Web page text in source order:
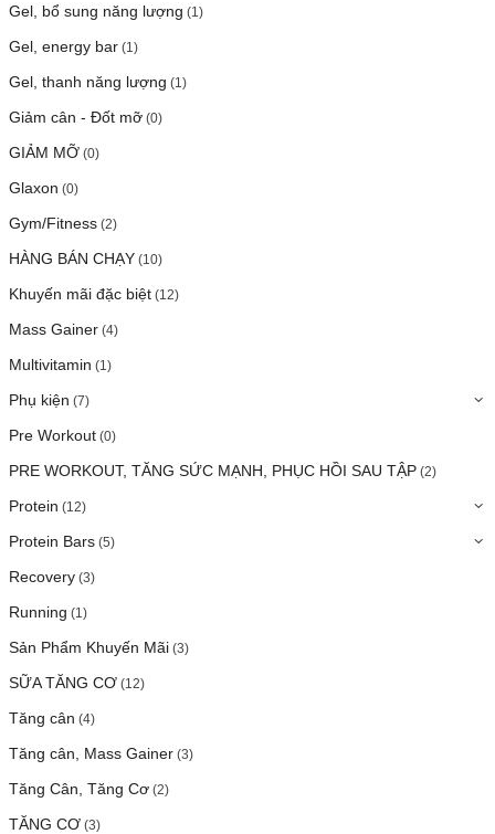
Gel, bổ sung năng lượng (1)
Gel, energy bar (1)
Gel, thanh năng lượng (1)
Giảm cân - Đốt mỡ (0)
GIẢM MỠ (0)
Glaxon (0)
Gym/Fitness (2)
HÀNG BÁN CHẠY (10)
Khuyến mãi đặc biệt (12)
Mass Gainer (4)
Multivitamin (1)
Phụ kiện (7)
Pre Workout (0)
PRE WORKOUT, TĂNG SỨC MẠNH, PHỤC HỒI SAU TẬP (2)
Protein (12)
Protein Bars (5)
Recovery (3)
Running (1)
Sản Phẩm Khuyến Mãi (3)
SỮA TĂNG CƠ (12)
Tăng cân (4)
Tăng cân, Mass Gainer (3)
Tăng Cân, Tăng Cơ (2)
TĂNG CƠ (3)